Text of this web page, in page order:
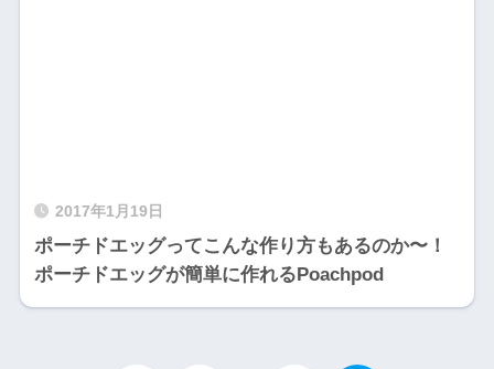
2017年1月19日
ポーチドエッグってこんな作り方もあるのか〜！
ポーチドエッグが簡単に作れるPoachpod